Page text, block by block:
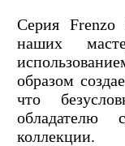
Серия Frenzo
наших
образом
что
коллекции.